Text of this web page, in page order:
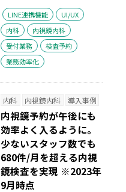
LINE連携機能
UI/UX
内科
内視鏡内科
受付業務
検査予約
業務効率化
内科 内視鏡内科 導入事例
内視鏡予約が午後にも
効率よく入るように。
少ないスタッフ数でも
680件/月を超える内視
鏡検査を実現 ※2023年
9月時点